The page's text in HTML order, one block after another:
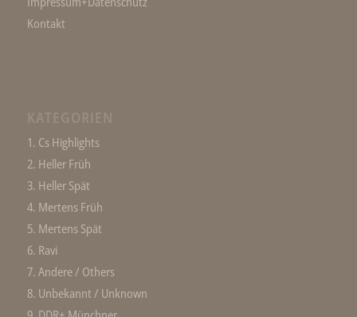
Kontakt
1. Cs Highlights
2. Heller Früh
3. Heller Spät
4. Mertens Früh
5. Mertens Spät
6. Ravi
7. Andere / Others
8. Unbekannt / Unknown